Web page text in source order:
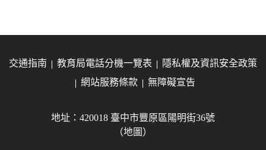
交通指南 教育局電話分機一覽表
隱私權及資訊安全政策
網站服務條款
無障礙宣告
地址：420018 臺中市豐原區陽明街36號
（地圖）